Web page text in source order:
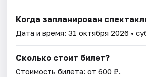
Когда запланирован
Дата и время:31 октября 2026 •
Сколько стоит билет?
Стоимость билета: от 600 ₽.